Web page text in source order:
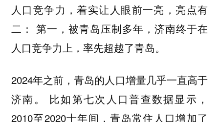
人口竞争力，着实让人眼前一亮，亮点有
二： 第一，被青岛压制多年，济南终于在
人口竞争力上，率先超越了青岛。
2024年之前，青岛的人口增量几乎一直高于
济南。 比如第七次人口普查数据显示，
2010至2020十年间，青岛常住人口增加了